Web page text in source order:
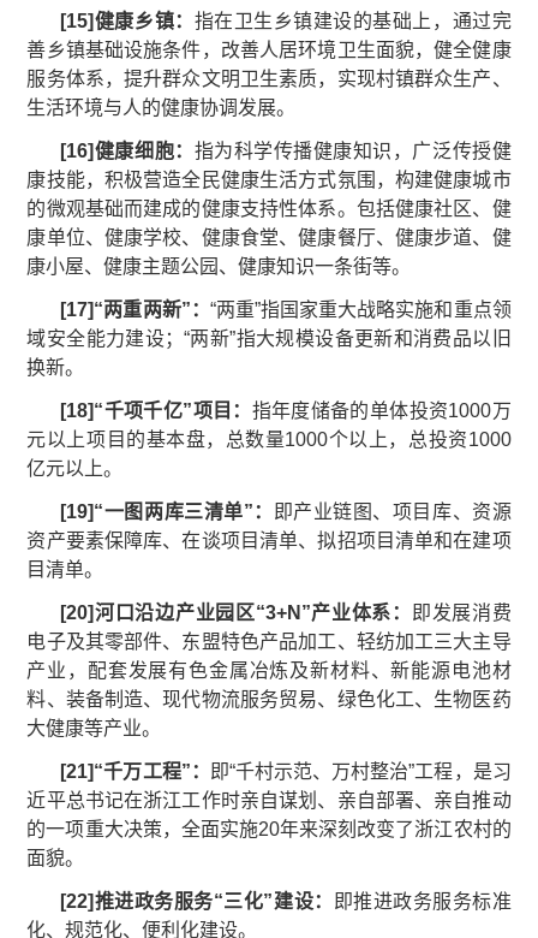
[15]健康乡镇： 指在卫生乡镇建设的基础上，通过完
善乡镇基础设施条件，改善人居环境卫生面貌，健全健康
服务体系，提升群众文明卫生素质，实现村镇群众生产、
生活环境与人的健康协调发展。
[16]健康细胞： 指为科学传播健康知识，广泛传授健
康技能，积极营造全民健康生活方式氛围，构建健康城市
的微观基础而建成的健康支持性体系。包括健康社区、健
康单位、健康学校、健康食堂、健康餐厅、健康步道、健
康小屋、健康主题公园、健康知识一条街等。
[17]“两重两新”： “两重”指国家重大战略实施和重点领
域安全能力建设；“两新”指大规模设备更新和消费品以旧
换新。
[18]“千项千亿”项目： 指年度储备的单体投资1000万
元以上项目的基本盘，总数量1000个以上，总投资1000
亿元以上。
[19]“一图两库三清单”：
即产业链图、项目库、资源
资产要素保障库、在谈项目清单、拟招项目清单和在建项
目清单。
[20]河口沿边产业园区“3+N ”产业体系：
即发展消费
电子及其零部件、东盟特色产品加工、轻纺加工三大主导
产业，配套发展有色金属冶炼及新材料、新能源电池材
料、装备制造、现代物流服务贸易、绿色化工、生物医药
大健康等产业。
[21]“千万工程” ：
即“千村示范、万村整治”工程，是习
近平总书记在浙江工作时亲自谋划、亲自部署、亲自推动
的一项重大决策，全面实施20年来深刻改变了浙江农村的
面貌。
[22]推进政务服务“三化”建设：
即推进政务服务标准
化、规范化、便利化建设。